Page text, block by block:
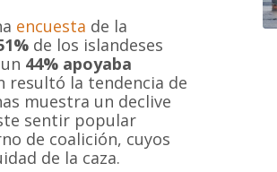
encuesta de la
de los islandeses
44% apoyaba
resultó la tendencia de
muestra un declive
sentir popular
de coalición, cuyos
de la caza.
MAPA DEL SITIO
Inicio
Proyectos